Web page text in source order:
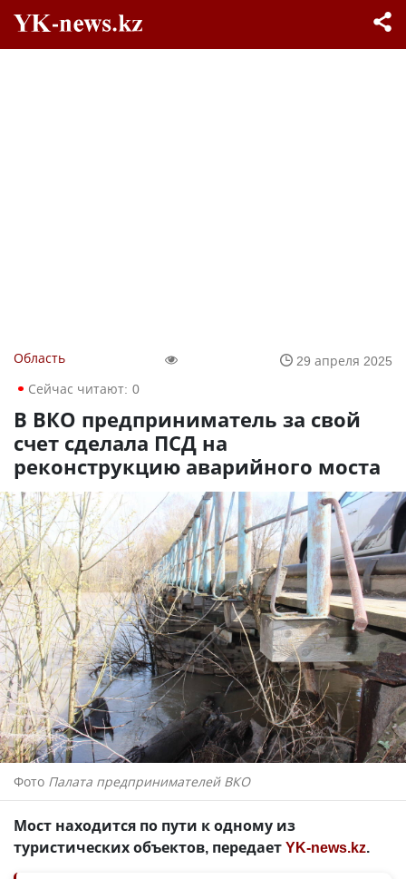
Область
29 апреля 2025
Сейчас читают: 0
В ВКО предприниматель за свой
счет сделала ПСД на
реконструкцию аварийного моста
Фото Палата предпринимателей ВКО
Мост находится по пути к одному из
туристических объектов, передаетYK-news.kz.